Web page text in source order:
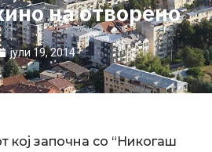
на отворено
јули 19, 2014
кој започна со “Никогаш